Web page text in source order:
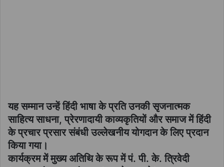
यह सम्मान उन्हें हिंदी भाषा के प्रति उनकी सृजनात्मक
साहित्य साधना, प्रेरणादायी काव्यकृतियों और समाज में हिंदी
के प्रचार प्रसार संबंधी उल्लेखनीय योगदान के लिए प्रदान
किया गया।
कार्यक्रम में मुख्य अतिथि के रूप में पं. पी. के. त्रिवेदी